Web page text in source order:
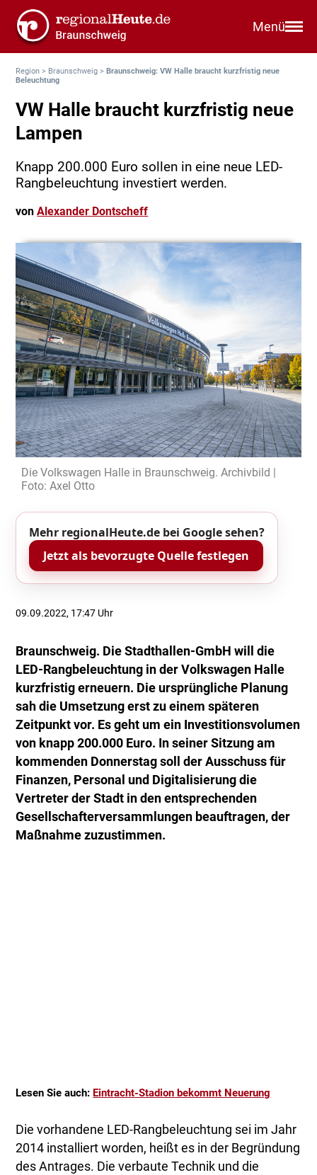
Menü
Region > Braunschweig >Braunschweig: VW Halle braucht kurzfristig neue
Beleuchtung
VW Halle braucht kurzfristig neue
Lampen
Knapp 200.000 Euro sollen in eine neue LED-
Rangbeleuchtung investiert werden.
vonAlexander Dontscheff
Die Volkswagen Halle in Braunschweig. Archivbild |
Foto: Axel Otto
Mehr regionalHeute.de bei Google sehen?
Jetzt als bevorzugte Quelle festlegen
09.09.2022, 17:47 Uhr
Braunschweig. Die Stadthallen-GmbH will die
LED-Rangbeleuchtung in der Volkswagen Halle
kurzfristig erneuern. Die ursprüngliche Planung
sah die Umsetzung erst zu einem späteren
Zeitpunkt vor. Es geht um ein Investitionsvolumen
von knapp 200.000 Euro. In seiner Sitzung am
kommenden Donnerstag soll der Ausschuss für
Finanzen, Personal und Digitalisierung die
Vertreter der Stadt in den entsprechenden
Gesellschafterversammlungen beauftragen, der
Maßnahme zuzustimmen.
Lesen Sie auch: Eintracht-Stadion bekommt Neuerung
Die vorhandene LED-Rangbeleuchtung sei im Jahr
2014 installiert worden, heißt es in der Begründung
des Antrages. Die verbaute Technik und die